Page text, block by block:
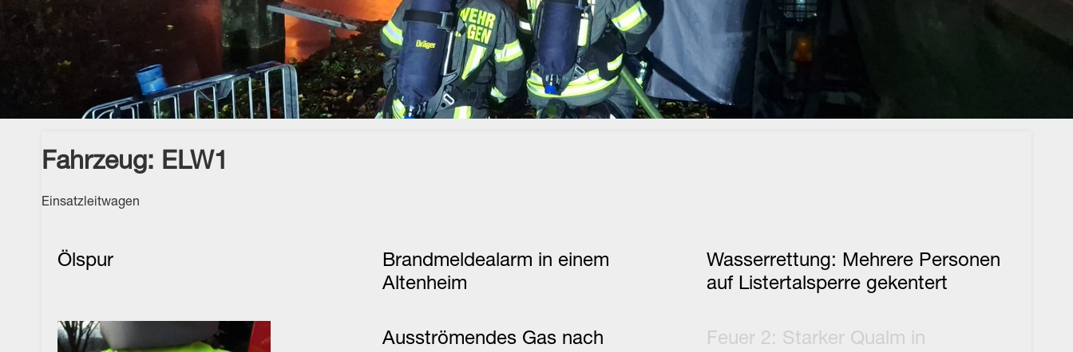
Fahrzeug: ELW1
Einsatzleitwagen
Ölspur
Brandmeldealarm in einem
Altenheim
Wasserrettung: Mehrere Personen
auf Listertalsperre gekentert
Ausströmendes Gas nach
Feuer 2: Starker Qualm in